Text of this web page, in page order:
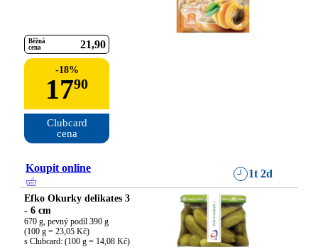
Běžná
cena
21 90
-18%
1790
Clubcard
cena
Koupit online 1t 2d
Efko Okurky delikates 3
- 6 cm
670 g, pevný podíl 390 g
(100 g = 23,05 Kč)
s Clubcard: (100 g = 14,08 Kč)